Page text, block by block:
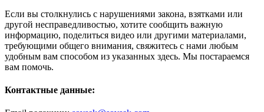
Если вы столкнулись с нарушениями закона, взятками или
другой несправедливостью, хотите сообщить важную
информацию, поделиться видео или другими материалами,
требующими общего внимания, свяжитесь с нами любым
удобным вам способом из указанных здесь. Мы постараемся
вам помочь.
Контактные данные: